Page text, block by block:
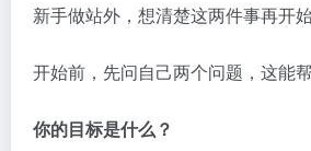
新手做站外，想清楚这两件事再开
开始前，先问自己两个问题，这能
你的目标是什么？